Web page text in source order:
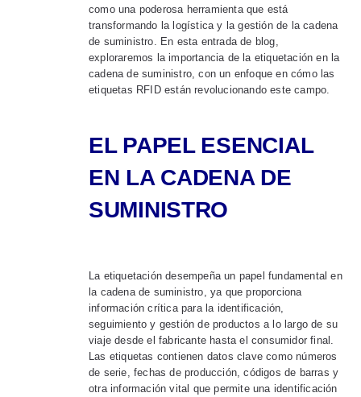
como una poderosa herramienta que está
transformando la logística y la gestión de la cadena
de suministro. En esta entrada de blog,
exploraremos la importancia de la etiquetación en la
cadena de suministro, con un enfoque en cómo las
etiquetas RFID están revolucionando este campo.
EL PAPEL ESENCIAL
EN LA CADENA DE
SUMINISTRO
La etiquetación desempeña un papel fundamental en
la cadena de suministro, ya que proporciona
información crítica para la identificación,
seguimiento y gestión de productos a lo largo de su
viaje desde el fabricante hasta el consumidor final.
Las etiquetas contienen datos clave como números
de serie, fechas de producción, códigos de barras y
otra información vital que permite una identificación